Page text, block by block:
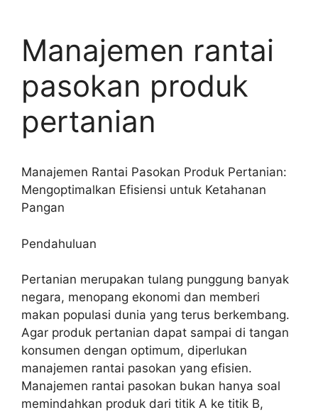
Manajemen rantai
pasokan produk
pertanian
Manajemen Rantai Pasokan Produk Pertanian:
Mengoptimalkan Efisiensi untuk Ketahanan
Pangan
Pendahuluan
Pertanian merupakan tulang punggung banyak
negara, menopang ekonomi dan memberi
makan populasi dunia yang terus berkembang.
Agar produk pertanian dapat sampai di tangan
konsumen dengan optimum, diperlukan
manajemen rantai pasokan yang efisien.
Manajemen rantai pasokan bukan hanya soal
memindahkan produk dari titik A ke titik B,